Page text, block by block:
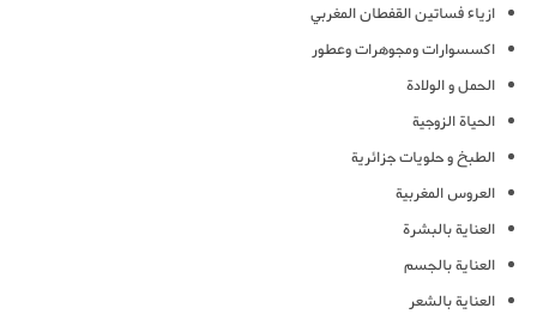
ازياء فساتين القفطان المغربي
اكسسوارات ومجوهرات وعطور
الحمل و الولادة
الحياة الزوجية
الطبخ و حلويات جزائرية
العروس المغربية
العناية بالبشرة
العناية بالجسم
العناية بالشعر